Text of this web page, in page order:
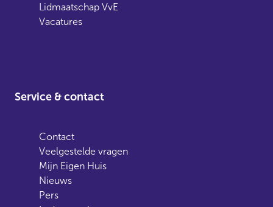
Lidmaatschap VvE
Vacatures
Service & contact
Contact
Veelgestelde vragen
Mijn Eigen Huis
Nieuws
Pers